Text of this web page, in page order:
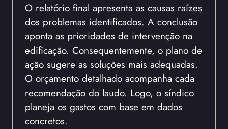
O relatório final apresenta as causas raízes
dos problemas identificados. A conclusão
aponta as prioridades de intervenção na
edificação. Consequentemente, o plano de
ação sugere as soluções mais adequadas.
O orçamento detalhado acompanha cada
recomendação do laudo. Logo, o síndico
planeja os gastos com base em dados
concretos.